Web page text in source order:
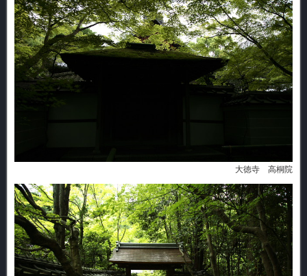
大徳寺 高桐院